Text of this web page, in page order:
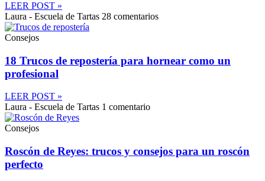
LEER POST »
Laura - Escuela de Tartas 28 comentarios
Consejos
18 Trucos de repostería para hornear como un
profesional
LEER POST »
Laura - Escuela de Tartas 1 comentario
Consejos
Roscón de Reyes: trucos y consejos para un roscón
perfecto